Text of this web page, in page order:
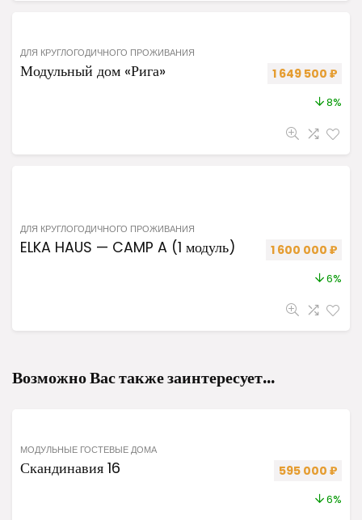
ДЛЯ КРУГЛОГОДИЧНОГО ПРОЖИВАНИЯ
Модульный дом «Рига» 1 649 500 ₽
8%
ДЛЯ КРУГЛОГОДИЧНОГО ПРОЖИВАНИЯ
ELKA HAUS — CAMP A (1 модуль) 1 600 000 ₽
6%
Возможно Вас также заинтересует…
МОДУЛЬНЫЕ ГОСТЕВЫЕ ДОМА
Скандинавия 16 595 000 ₽
6%